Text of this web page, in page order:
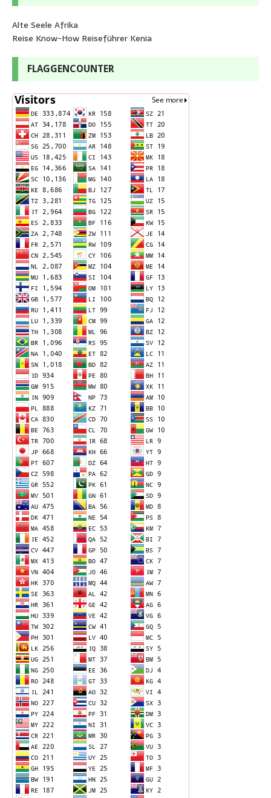
Alte Seele Afrika
Reise Know-How Reiseführer Kenia
FLAGGENCOUNTER